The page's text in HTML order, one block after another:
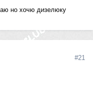
но хочю дизелюку
#21